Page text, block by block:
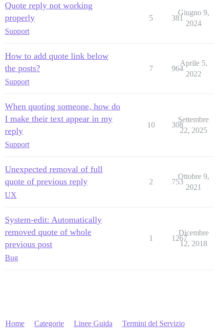
Quote reply not working
properly
Support
5 381
Giugno 9,
2024
How to add quote link below
the posts?
Support
7 964
Aprile 5,
2022
When quoting someone, how do
I make their text appear in my
reply
Support
10 308
Settembre
22, 2025
Unexpected removal of full
quote of previous reply
UX
2 753
Ottobre 9,
2021
System-edit: Automatically
removed quote of whole
previous post
Bug
1 1267
Dicembre
12, 2018
Home Categorie Linee Guida Termini del Servizio